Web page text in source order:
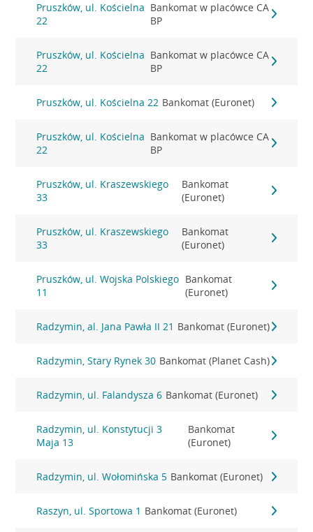
Pruszków, ul. Kościelna
22
Bankomat w placówce CA
BP
Pruszków, ul. Kościelna
22
Bankomat w placówce CA
BP
Pruszków, ul. Kościelna 22 Bankomat (Euronet)
Pruszków, ul. Kościelna
22
Bankomat w placówce CA
BP
Pruszków, ul. Kraszewskiego
33
Bankomat
(Euronet)
Pruszków, ul. Kraszewskiego
33
Bankomat
(Euronet)
Pruszków, ul. Wojska Polskiego
11
Bankomat
(Euronet)
Radzymin, al. Jana Pawła II 21 Bankomat (Euronet)
Radzymin, Stary Rynek 30 Bankomat (Planet Cash)
Radzymin, ul. Falandysza 6 Bankomat (Euronet)
Radzymin, ul. Konstytucji 3
Maja 13
Bankomat
(Euronet)
Radzymin, ul. Wołomińska 5 Bankomat (Euronet)
Raszyn, ul. Sportowa 1 Bankomat (Euronet)